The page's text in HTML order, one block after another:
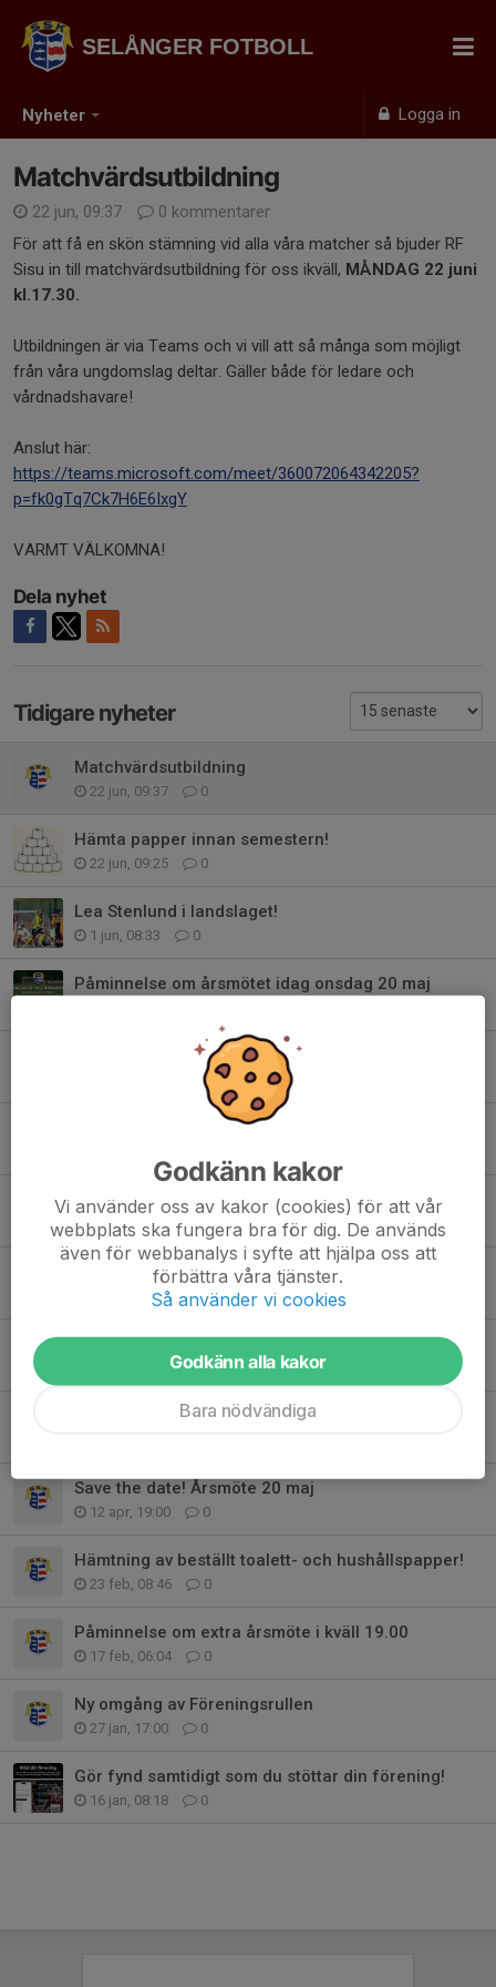
Nyheter Logga in
SELÅNGER FOTBOLL
Matchvärdsutbildning
22 jun, 09:37
0 kommentarer
För att få en skön stämning vid alla våra matcher så bjuder RF
Sisu in till matchvärdsutbildning för oss ikväll, MÅNDAG 22 juni
kl.17.30.
Utbildningen är via Teams och vi vill att så många som möjligt
från våra ungdomslag deltar. Gäller både för ledare och
vårdnadshavare!
Anslut här:
https://teams.microsoft.com/meet/360072064342205?
p=fk0gTq7Ck7H6E6IxgY
VARMT VÄLKOMNA!
Dela nyhet
Tidigare nyheter
Matchvärdsutbildning
22 jun, 09:37 0
Hämta papper innan semestern!
22 jun, 09:25 0
Lea Stenlund i landslaget!
1 jun, 08:33 0
Påminnelse om årsmötet idag onsdag 20 maj
Ny omgång av Föreningsrullen!
0
Hjälp oss - Prata med era barn
Tack för allt arbete - det blev ytterligare en succé
5 maj, 07:40 0
30 apr, 14:19 0
Önskan / efterlysning!
25 apr, 15:01 0
Stöd din förening
Save the date! Årsmöte 20 maj
12 apr, 19:00 0
Hämtning av beställt toalett- och hushållspapper!
23 feb, 08:46 0
Påminnelse om extra årsmöte i kväll 19.00
17 feb, 06:04 0
Ny omgång av Föreningsrullen
27 jan, 17:00 0
Gör fynd samtidigt som du stöttar din förening!
16 jan, 08:18 0
Godkänn kakor
Vi använder oss av kakor (cookies) för att vår
webbplats ska fungera bra för dig. De används
även för webbanalys i syfte att hjälpa oss att
förbättra våra tjänster.
Så använder vi cookies
Godkänn alla kakor
Bara nödvändiga